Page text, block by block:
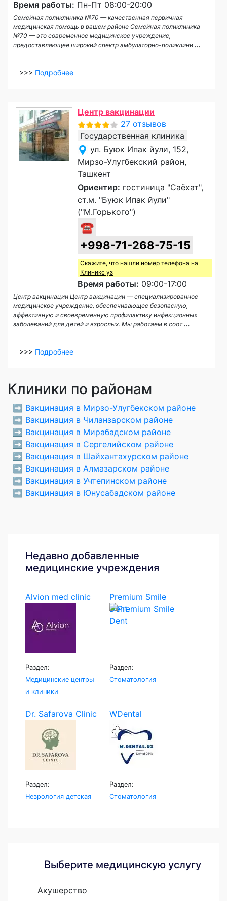
Время работы: Пн-Пт 08:00-20:00
Семейная поликлиника №70 — качественная первичная
медицинская помощь в вашем районе Семейная поликлиника
№70 — это современное медицинское учреждение,
предоставляющее широкий спектр амбулаторно-поликлини ...
>>> Подробнее
Центр вакцинации
27 отзывов
Государственная клиника
ул. Буюк Ипак йули, 152,
Мирзо-Улугбекский район,
Ташкент
Ориентир: гостиница "Саёхат",
ст.м. "Буюк Ипак йули"
("М.Горького")
☎
+998-71-268-75-15
Скажите, что нашли номер телефона на
Клиникс уз
Время работы: 09:00-17:00
Центр вакцинации Центр вакцинации — специализированное
медицинское учреждение, обеспечивающее безопасную,
эффективную и своевременную профилактику инфекционных
заболеваний для детей и взрослых. Мы работаем в соот...
>>> Подробнее
Клиники по районам
➡️ Вакцинация в Мирзо-Улугбекском районе
➡️ Вакцинация в Чиланзарском районе
➡️ Вакцинация в Мирабадском районе
➡️ Вакцинация в Сергелийском районе
➡️ Вакцинация в Шайхантахурском районе
➡️ Вакцинация в Алмазарском районе
➡️ Вакцинация в Учтепинском районе
➡️ Вакцинация в Юнусабадском районе
Недавно добавленные
медицинские учреждения
Alvion med clinic
Раздел:
Медицинские центры
и клиники
Premium Smile
Dent
Раздел:
Стоматология
Dr. Safarova Clinic
Раздел:
Неврология детская
WDental
Раздел:
Стоматология
Выберите медицинскую услугу
Акушерство